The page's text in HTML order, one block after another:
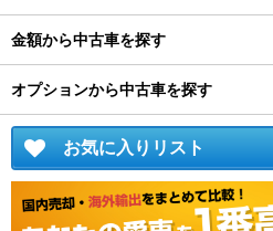
金額から中古車を探す
オプションから中古車を探す
お気に入りリスト